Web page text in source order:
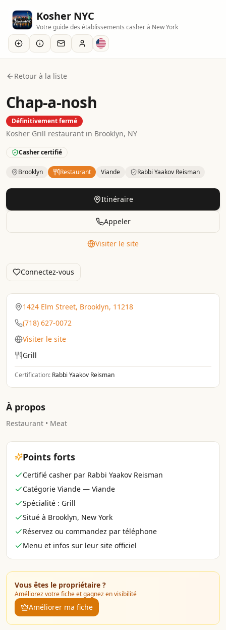
Kosher NYC
Votre guide des établissements casher à New York
Retour à la liste
Chap-a-nosh
Définitivement fermé
Kosher Grill restaurant in Brooklyn, NY
Casher certifié
Brooklyn Restaurant Viande Rabbi Yaakov Reisman
Kosher
Itinéraire
Appeler
Visiter le site
Connectez-vous
1424 Elm Street, Brooklyn, 11218
(718) 627-0072
Visiter le site
Grill
Certification: Rabbi Yaakov Reisman
À propos
Restaurant • Meat
Points forts
Certifié casher par Rabbi Yaakov Reisman
Catégorie Viande — Viande
Spécialité : Grill
Situé à Brooklyn, New York
Réservez ou commandez par téléphone
Menu et infos sur leur site officiel
Vous êtes le propriétaire ?
Améliorez votre fiche et gagnez en visibilité
Améliorer ma fiche